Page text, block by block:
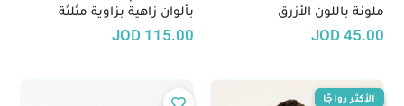
ملونة باللون الأزرق
45.00
JOD
بألوان زاهية بزاوية مثلثة
115.00
JOD
الأكثر رواجًا